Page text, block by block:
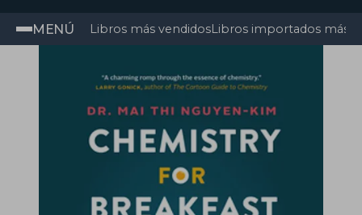
MENÚ Libros más vendidosLibros importados más